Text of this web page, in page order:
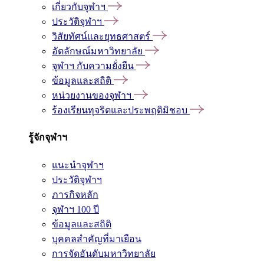
เกี่ยวกับจุฬาฯ
ประวัติจุฬาฯ
วิสัยทัศน์และยุทธศาสตร์
อัตลักษณ์มหาวิทยาลัย
จุฬาฯ กับความยั่งยืน
ข้อมูลและสถิติ
หน่วยงานของจุฬาฯ
ร้องเรียนทุจริตและประพฤติมิชอบ
รู้จักจุฬาฯ
แนะนำจุฬาฯ
ประวัติจุฬาฯ
ภารกิจหลัก
จุฬาฯ 100 ปี
ข้อมูลและสถิติ
บุคคลสำคัญที่มาเยือน
การจัดอันดับมหาวิทยาลัย